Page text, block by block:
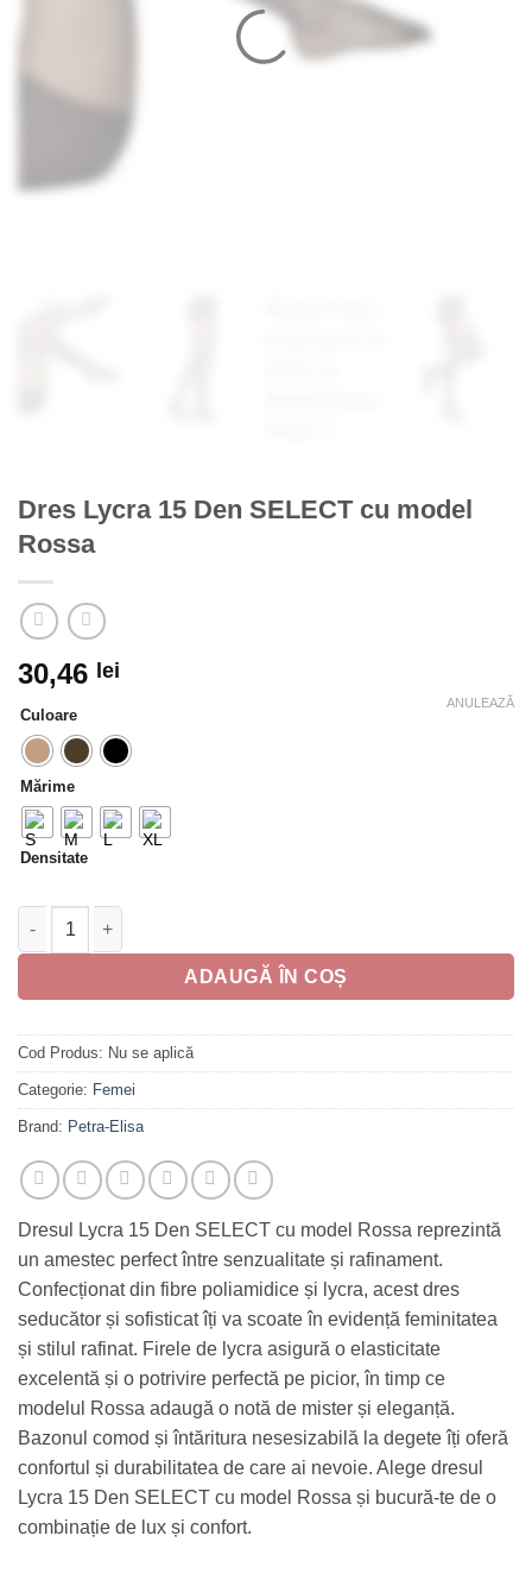
Dres Lycra 15 Den SELECT cu model
Rossa
30,46 lei
Culoare
Mărime
Densitate
ANULEAZĂ
Cantitate Dres Lycra 15 Den SELECT cu model Rossa
ADAUGĂ ÎN COȘ
Cod Produs: Nu se aplică
Categorie: Femei
Brand: Petra-Elisa
Dresul Lycra 15 Den SELECT cu model Rossa reprezintă
un amestec perfect între senzualitate și rafinament.
Confecționat din fibre poliamidice și lycra, acest dres
seducător și sofisticat îți va scoate în evidență feminitatea
și stilul rafinat. Firele de lycra asigură o elasticitate
excelentă și o potrivire perfectă pe picior, în timp ce
modelul Rossa adaugă o notă de mister și eleganță.
Bazonul comod și întăritura nesesizabilă la degete îți oferă
confortul și durabilitatea de care ai nevoie. Alege dresul
Lycra 15 Den SELECT cu model Rossa și bucură-te de o
combinație de lux și confort.